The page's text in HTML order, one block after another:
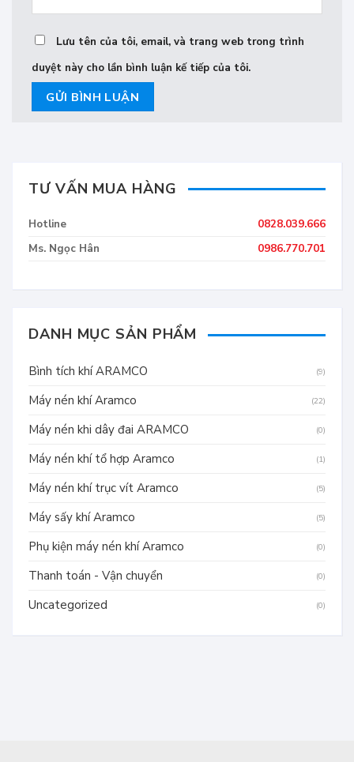
Lưu tên của tôi, email, và trang web trong trình
duyệt này cho lần bình luận kế tiếp của tôi.
TƯ VẤN MUA HÀNG
Hotline
0828.039.666
Ms. Ngọc Hân
0986.770.701
DANH MỤC SẢN PHẨM
Bình tích khí ARAMCO (9)
Máy nén khí Aramco (22)
Máy nén khi dây đai ARAMCO (0)
Máy nén khí tổ hợp Aramco (1)
Máy nén khí trục vít Aramco (5)
Máy sấy khí Aramco (5)
Phụ kiện máy nén khí Aramco (0)
Thanh toán - Vận chuyển (0)
Uncategorized (0)